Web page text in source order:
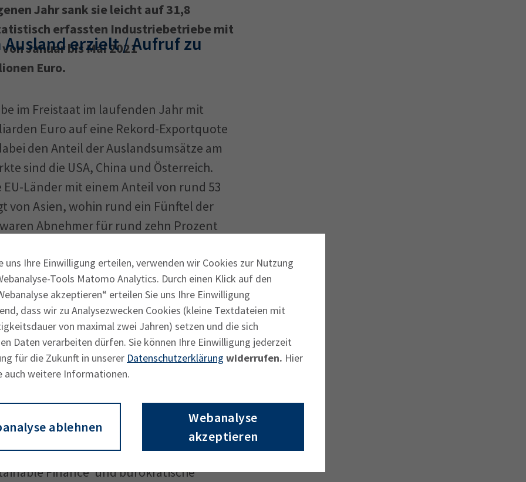
uns Ihre Einwilligung erteilen, verwenden wir Cookies zur Nutzung
Tools Matomo Analytics. Durch einen Klick auf den
akzeptieren“ erteilen Sie uns Ihre Einwilligung
dass wir zu Analysezwecken Cookies (kleine Textdateien mit
von maximal zwei Jahren) setzen und die sich
Daten verarbeiten dürfen. Sie können Ihre Einwilligung jederzeit
für die Zukunft in unserer Datenschutzerklärung widerrufen. Hier
auch weitere Informationen.
ablehnen
Webanalyse
akzeptieren
Jahr sank sie leicht auf 31,8
erfassten Industriebetriebe mit
Januar bis Mai 2021
Euro.
erzielt / Aufruf zu
im Freistaat im laufenden Jahr mit
Euro auf eine Rekord-Exportquote
den Anteil der Auslandsumsätze am
sind die USA, China und Österreich.
Länder mit einem Anteil von rund 53
von Asien, wohin rund ein Fünftel der
Abnehmer für rund zehn Prozent
Wirtschaft sind Fahrzeuge, Maschinen
Produktion und der Ausfuhren noch
in der jetzigen Erholung ein
Die weltweite Nachfrage, besonders
Weg aus der Corona-Krise“, sagt
Eichstätt. Gleichzeitig
wie Eichstätt langfristig auf
wettbewerbsfähig sind, so
mit der Energieversorgung und
Finanzierungsbedingungen für
Finance‘ und bürokratische